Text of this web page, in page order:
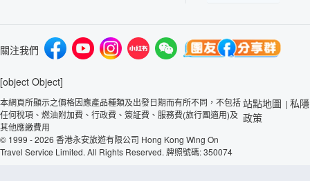
關注我們
[object Object]
本網頁所顯示之價格因應產品種類及出發日期而有所不同，不包括
任何稅項、燃油附加費、行政費、簽証費、服務費(旅行團適用)及
其他應繳費用
© 1999 - 2026 香港永安旅遊有限公司 Hong Kong Wing On
Travel Service Limited. All Rights Reserved. 牌照號碼: 350074
站點地圖 | 私隱
政策